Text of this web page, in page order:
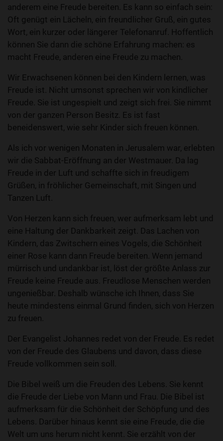
anderem eine Freude bereiten. Es kann so einfach sein:
Oft genügt ein Lächeln, ein freundlicher Gruß, ein gutes
Wort, ein kurzer oder längerer Telefonanruf. Hoffentlich
können Sie dann die schöne Erfahrung machen: es
macht Freude, anderen eine Freude zu machen.
Wir Erwachsenen können bei den Kindern lernen, was
Freude ist. Nicht umsonst sprechen wir von kindlicher
Freude. Sie ist ungespielt und zeigt sich frei. Sie nimmt
von der ganzen Person Besitz. Es ist fast
beneidenswert, wie sehr Kinder sich freuen können.
Als ich vor wenigen Monaten in Jerusalem war, erlebten
wir die Sabbat-Eröffnung an der Westmauer. Da lag
Freude in der Luft und schaffte sich in freudigem
Grüßen, in fröhlicher Gemeinschaft, mit Singen und
Tanzen Luft.
Von Herzen kann sich freuen, wer aufmerksam lebt und
eine Haltung der Dankbarkeit zeigt. Das Lachen von
Kindern, das Zwitschern eines Vogels, die Schönheit
einer Rose kann dann Freude bereiten. Wenn jemand
mürrisch und undankbar ist, löst der größte Anlass zur
Freude keine Freude aus. Freudlose Menschen werden
ungenießbar. Deshalb wünsche ich Ihnen, dass Sie
heute mindestens einmal Grund finden, sich von Herzen
zu freuen.
Der Evangelist Johannes redet von der Freude. Es redet
von der Freude des Glaubens und davon, dass diese
Freude vollkommen sein soll.
Die Bibel weiß um die Freuden des Lebens. Sie kennt
die Freude der Liebe von Mann und Frau. Die Bibel ist
aufmerksam für die Schönheit der Schöpfung und des
Lebens. Darüber hinaus kennt sie eine Freude, die die
Welt um uns herum nicht kennt. Sie erzählt von der